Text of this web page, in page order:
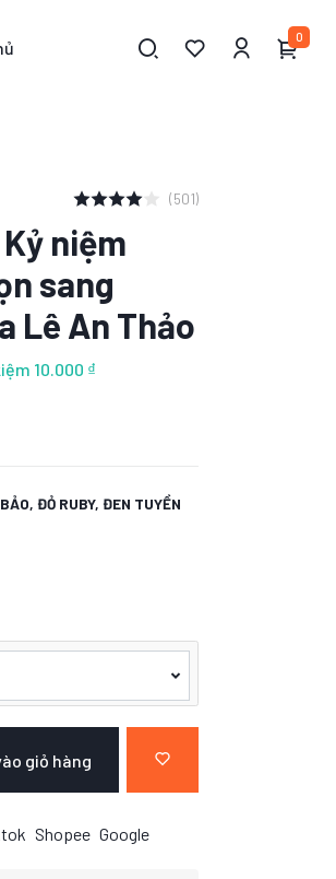
0
(501)
niệm
sang
Lê An Thảo
10.000 ₫
ĐỎ RUBY, ĐEN TUYỀN
giỏ hàng
Shopee Google